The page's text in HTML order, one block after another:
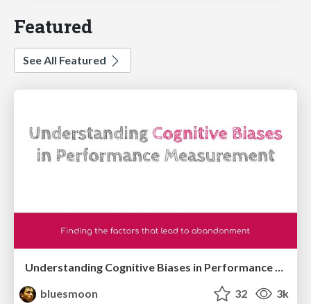
Featured
See All Featured
Understanding Cognitive Biases in Performance Measurement
bluesmoon
32 3k